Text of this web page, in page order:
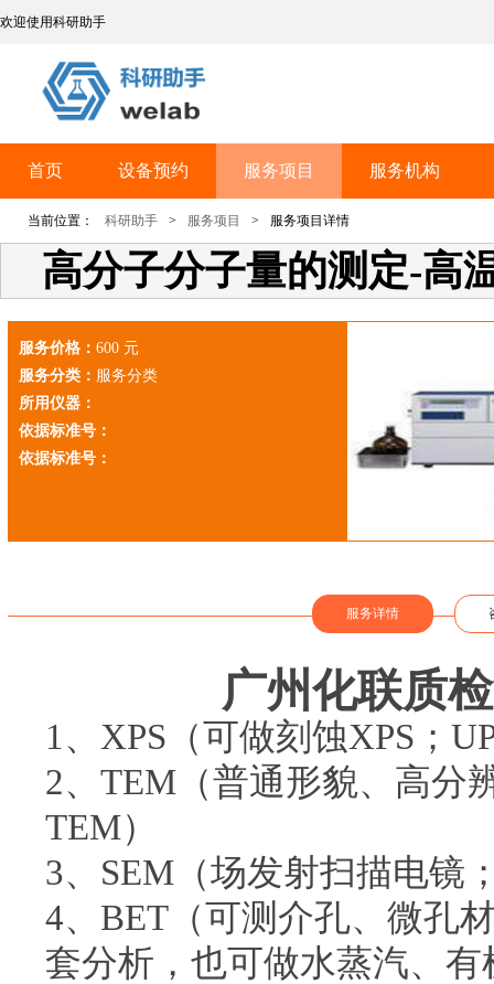
欢迎使用科研助手
首页 设备预约 服务项目 服务机构
当前位置： 科研助手 > 服务项目 > 服务项目详情
高分子分子量的测定-高
服务价格： 600 元
服务分类： 服务分类
所用仪器：
依据标准号：
依据标准号：
服务详情
广州化联质
1、XPS（可做刻蚀XPS；
2、TEM（普通形貌、高分
TEM）
3、SEM（场发射扫描电镜
4、BET（可测介孔、微孔
套分析，也可做水蒸汽、